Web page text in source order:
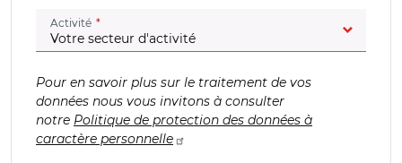
Activité (champ obligatoire)
Pour en savoir plus sur le traitement de vos
données nous vous invitons à consulter
notre Politique de protection des données à
caractère personnelle